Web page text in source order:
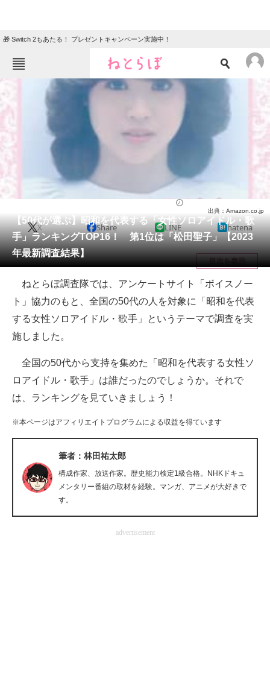
🎁 Switch 2もあたる！ プレゼントキャンペーン実施中！
ねとらぼメニュー
グルメ
教育・育児
リサーチ
会員記事
メディア
注目記事を集めた総合ページ
ITの今と未来を見通す
スマホと通信の最新トレンド
好きが集まる 比べて選べる
ビジネスと働き方のヒント
AI活用のいまが分かる
企業ITのトレンドを詳説
経営リーダーのコミュニティ
マーケ×ITの今がよく分かる
ITエンジニア向け専門サイト
【50代が選ぶ】昭和を代表する「女性ソロアイドル・歌
手」ランキングTOP16！ 第1位は「松田聖子」【2023
年最新調査結果】
出典：Amazon.co.jp
X Share LINE hatena
目次を表示
ねとらぼ調査隊では、アンケートサイト「ボイスノー
ト」協力のもと、全国の50代の人を対象に「昭和を代表
する女性ソロアイドル・歌手」というテーマで調査を実
施しました。
全国の50代から支持を集めた「昭和を代表する女性ソ
ロアイドル・歌手」は誰だったのでしょうか。それで
は、ランキングを見ていきましょう！
※本ページはアフィリエイトプログラムによる収益を得ています
筆者：林田祐太郎
構成作家、放送作家。歴史能力検定1級合格。NHKドキュ
メンタリー番組の取材を経験。マンガ、アニメが大好きで
す。
advertisement